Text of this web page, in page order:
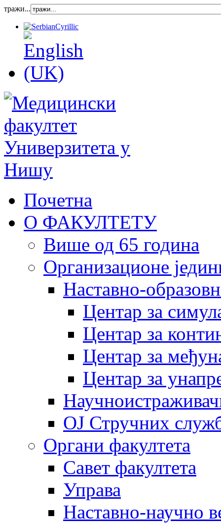
тражи...
Почетна
О ФАКУЛТЕТУ
Више од 65 година
Организационе
Наставно-
Центар за
Центар за
Центар за
Центар за
OJ Стручних
Органи факултета
Савет факултета
Управа
Наставно-научно